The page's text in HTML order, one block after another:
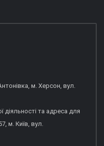
м. Херсон, вул.
діяльності та адреса для
м. Київ, вул.